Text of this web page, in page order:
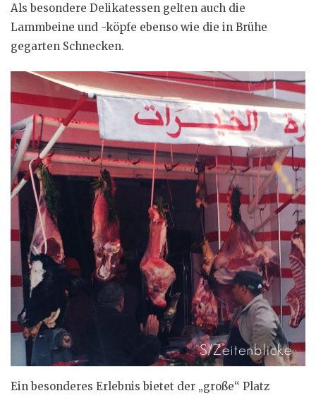
Als besondere Delikatessen gelten auch die
Lammbeine und -köpfe ebenso wie die in Brühe
gegarten Schnecken.
Ein besonderes Erlebnis bietet der „große“ Platz